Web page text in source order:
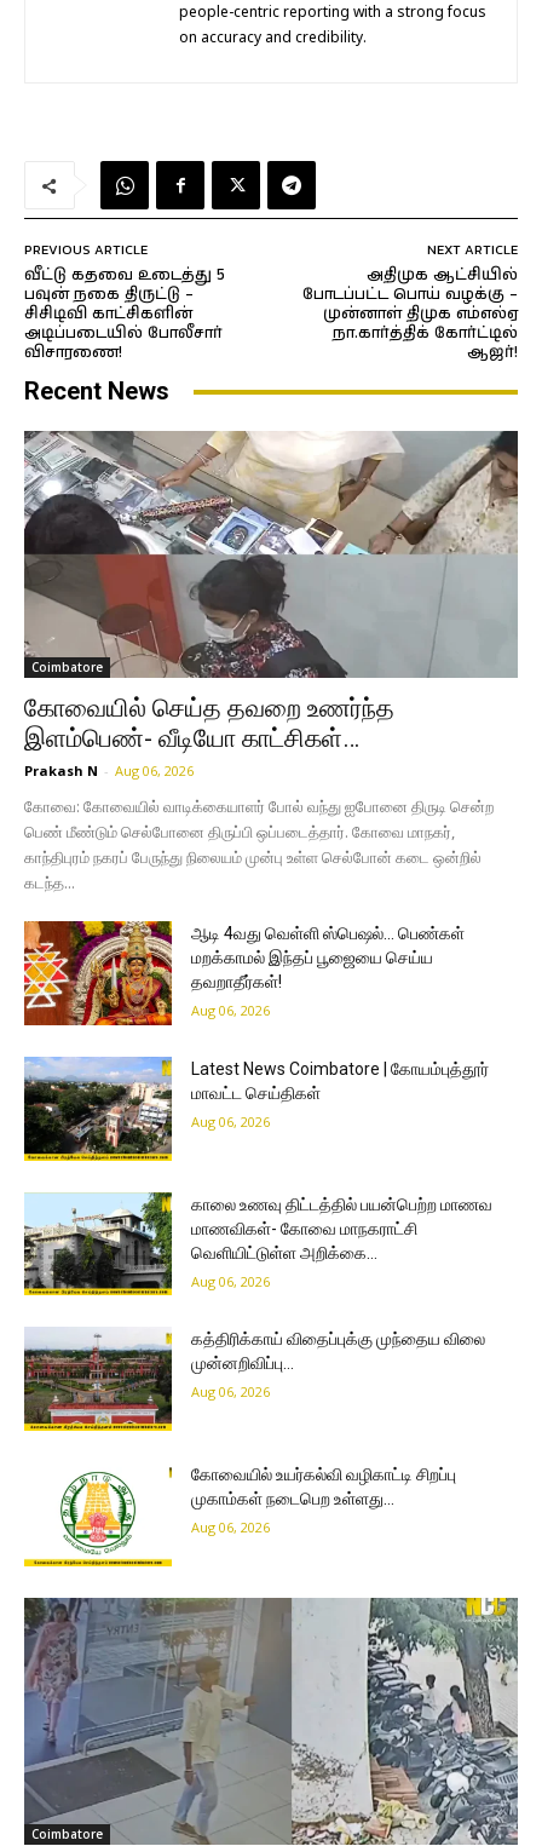
people-centric reporting with a strong focus
on accuracy and credibility.
PREVIOUS ARTICLE
வீட்டு கதவை உடைத்து 5
பவுன் நகை திருட்டு –
சிசிடிவி காட்சிகளின்
அடிப்படையில் போலீசார்
விசாரணை!
NEXT ARTICLE
அதிமுக ஆட்சியில்
போடப்பட்ட பொய் வழக்கு –
முன்னாள் திமுக எம்எல்ஏ
நா.கார்த்திக் கோர்ட்டில்
ஆஜர்!
Recent News
Coimbatore
கோவையில் செய்த தவறை உணர்ந்த
இளம்பெண்- வீடியோ காட்சிகள்…
Prakash N - Aug 06, 2026
கோவை: கோவையில் வாடிக்கையாளர் போல் வந்து ஐபோனை திருடி சென்ற
பெண் மீண்டும் செல்போனை திருப்பி ஒப்படைத்தார். கோவை மாநகர்,
காந்திபுரம் நகரப் பேருந்து நிலையம் முன்பு உள்ள செல்போன் கடை ஒன்றில்
கடந்த...
ஆடி 4வது வெள்ளி ஸ்பெஷல்… பெண்கள்
மறக்காமல் இந்தப் பூஜையை செய்ய
தவறாதீர்கள்!
Aug 06, 2026
Latest News Coimbatore | கோயம்புத்தூர்
மாவட்ட செய்திகள்
Aug 06, 2026
காலை உணவு திட்டத்தில் பயன்பெற்ற மாணவ
மாணவிகள்- கோவை மாநகராட்சி
வெளியிட்டுள்ள அறிக்கை…
Aug 06, 2026
கத்திரிக்காய் விதைப்புக்கு முந்தைய விலை
முன்னறிவிப்பு…
Aug 06, 2026
கோவையில் உயர்கல்வி வழிகாட்டி சிறப்பு
முகாம்கள் நடைபெற உள்ளது…
Aug 06, 2026
Coimbatore